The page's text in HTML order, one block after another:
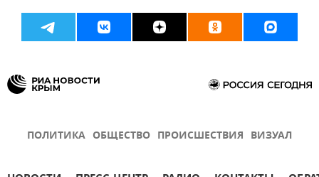
ПОЛИТИКА ОБЩЕСТВО ПРОИСШЕСТВИЯ ВИЗУАЛ